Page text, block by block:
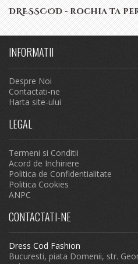
DRESSCOD - rochia ta
INFORMATII
Despre Noi
Contactati-ne
Harta site-ului
LEGAL
Termeni si Conditii
Acord de Inchiriere
Politica de Confidentialitate
Politica Cookies
ANPC
CONTACTATI-NE
Dress Cod Fashion
Bucuresti, piata Domenii, str.